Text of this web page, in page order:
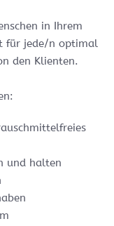
in Ihrem
für jede/n optimal
den Klienten.
und halten